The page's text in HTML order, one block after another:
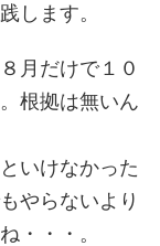
します。
月だけで１０
根拠は無いん
いけなかった
やらないより
・・・。